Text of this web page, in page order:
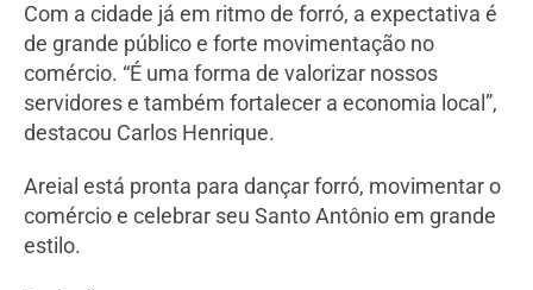
Com a cidade já em ritmo de forró, a expectativa é
de grande público e forte movimentação no
comércio. “É uma forma de valorizar nossos
servidores e também fortalecer a economia local”,
destacou Carlos Henrique.
Areial está pronta para dançar forró, movimentar o
comércio e celebrar seu Santo Antônio em grande
estilo.